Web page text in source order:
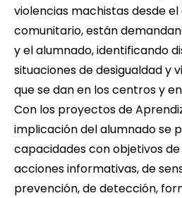
violencias machistas desde
comunitario, están
y el alumnado, identificando
situaciones de desigualdad y
que se dan en los centros y
Con los proyectos de
implicación del alumnado se
capacidades con objetivos
acciones informativas, de
prevención, de detección,